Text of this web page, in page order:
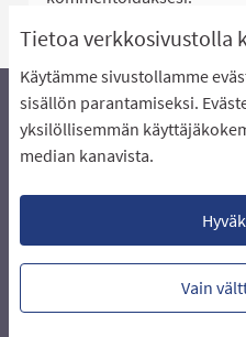
Tietoa verkkosivustolla
Käytämme sivustollamme
sisällön parantamiseksi.
yksilöllisemmän
median kanavista.
Vain
Äänestyksen pikaohjeet
Näin äänestät
Verkkosivusto